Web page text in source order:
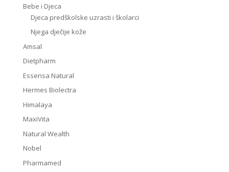
Bebe i Djeca
Djeca predškolske uzrasti i školarci
Njega dječije kože
Amsal
Dietpharm
Essensa Natural
Hermes Biolectra
Himalaya
MaxiVita
Natural Wealth
Nobel
Pharmamed